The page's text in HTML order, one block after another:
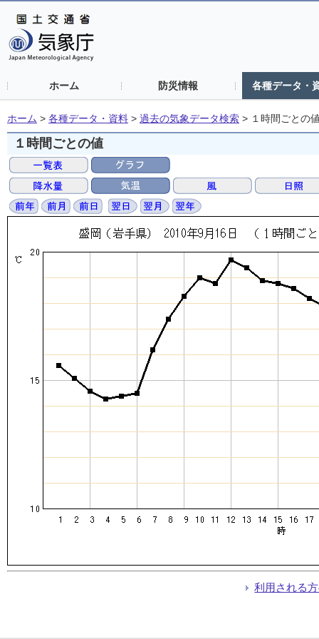
ホーム 防災情報 各種データ・
ホーム > 各種データ・資料 > 過去の気象データ検索 > １時間ごとの
１時間ごとの値
利用される